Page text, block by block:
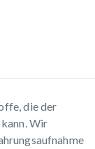
, die der
Wir